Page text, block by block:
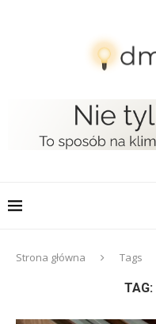
Strona główna Tags
TAG: